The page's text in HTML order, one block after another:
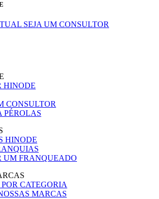
SEJA UM CONSULTOR
HINODE
CONSULTOR
PÉROLAS
HINODE
UM FRANQUEADO
CATEGORIA
MARCAS